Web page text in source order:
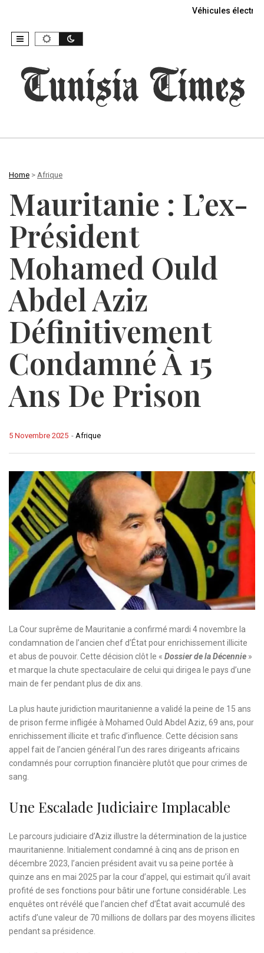
Véhicules
Home > Afrique
Mauritanie : L’ex-
Président
Mohamed Ould
Abdel Aziz
Définitivement
Condamné À 15
Ans De Prison
- Afrique
5 Novembre 2025
La Cour suprême de Mauritanie a confirmé mardi 4 novembre la
condamnation de l’ancien chef d’État pour enrichissement illicite
et abus de pouvoir. Cette décision clôt le « Dossier de la Décennie »
et marque la chute spectaculaire de celui qui dirigea le pays d’une
main de fer pendant plus de dix ans.
La plus haute juridiction mauritanienne a validé la peine de 15 ans
de prison ferme infligée à Mohamed Ould Abdel Aziz, 69 ans, pour
enrichissement illicite et trafic d’influence. Cette décision sans
appel fait de l’ancien général l’un des rares dirigeants africains
condamnés pour corruption financière plutôt que pour crimes de
sang.
Une Escalade Judiciaire Implacable
Le parcours judiciaire d’Aziz illustre la détermination de la justice
mauritanienne. Initialement condamné à cinq ans de prison en
décembre 2023, l’ancien président avait vu sa peine portée à
quinze ans en mai 2025 par la cour d’appel, qui estimait qu’il avait
profité de ses fonctions pour bâtir une fortune considérable. Les
enquêtes ont révélé que l’ancien chef d’État avait accumulé des
actifs d’une valeur de 70 millions de dollars par des moyens illicites
pendant sa présidence.